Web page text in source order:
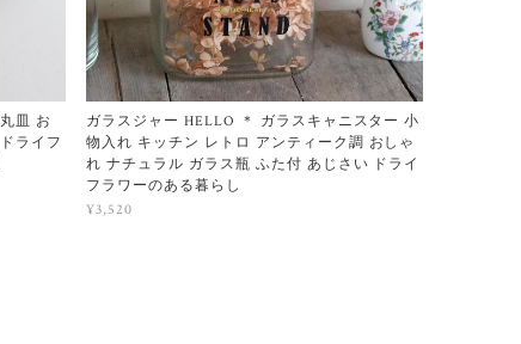
皿 お
ライフ
ガラスジャー HELLO ＊ ガラスキャニスター 小
物入れ キッチン レトロ アンティーク調 おしゃ
れ ナチュラル ガラス瓶 ふた付 あじさい ドライ
フラワーのある暮らし
¥3,520